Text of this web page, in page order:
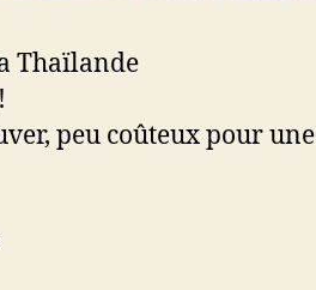
Thaïlande
peu coûteux pour une